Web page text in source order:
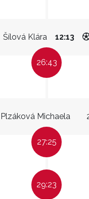
Šílová Klára 12:13
26:43
Plzáková Michaela
27:25
29:23